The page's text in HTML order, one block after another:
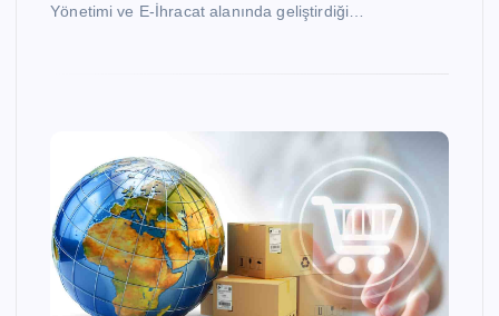
Yönetimi ve E-İhracat alanında geliştirdiği…